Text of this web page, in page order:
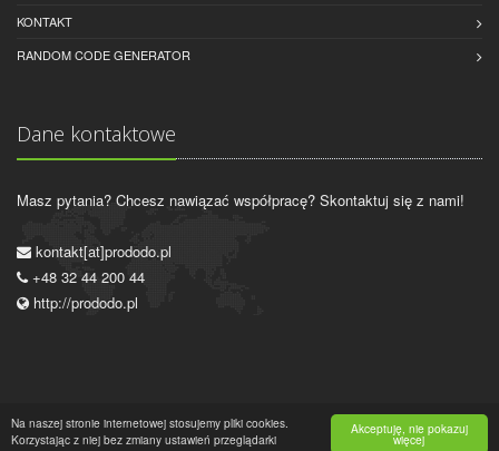
Akceptuję, nie pokazuj
więcej
Na naszej stronie internetowej stosujemy pliki cookies.
Korzystając z niej bez zmiany ustawień przeglądarki
KONTAKT
RANDOM CODE GENERATOR
Dane kontaktowe
Masz pytania? Chcesz nawiązać współpracę? Skontaktuj się z nami!
kontakt[at]prododo.pl
+48 32 44 200 44
http://prododo.pl
2015-2016 © Wszystkie prawa zastrzeżone. Polityka prywatności